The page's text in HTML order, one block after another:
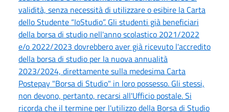
validità, senza necessità di utilizzare o esibire la Carta
dello Studente “IoStudio”. Gli studenti già beneficiari
della borsa di studio nell'anno scolastico 2021/2022
e/o 2022/2023 dovrebbero aver già ricevuto l'accredito
della borsa di studio per la nuova annualità
2023/2024, direttamente sulla medesima Carta
Postepay "Borsa di Studio" in loro possesso. Gli stessi,
non devono, pertanto, recarsi all'Ufficio postale. Si
ricorda che il termine per l'utilizzo della Borsa di Studio